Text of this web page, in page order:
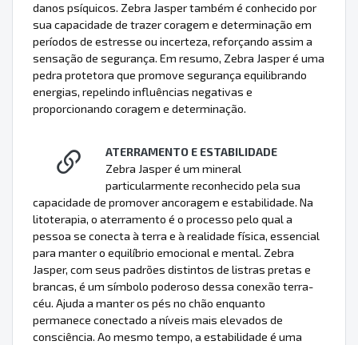
danos psíquicos. Zebra Jasper também é conhecido por
sua capacidade de trazer coragem e determinação em
períodos de estresse ou incerteza, reforçando assim a
sensação de segurança. Em resumo, Zebra Jasper é uma
pedra protetora que promove segurança equilibrando
energias, repelindo influências negativas e
proporcionando coragem e determinação.
ATERRAMENTO E ESTABILIDADE
Zebra Jasper é um mineral
particularmente reconhecido pela sua
capacidade de promover ancoragem e estabilidade. Na
litoterapia, o aterramento é o processo pelo qual a
pessoa se conecta à terra e à realidade física, essencial
para manter o equilíbrio emocional e mental. Zebra
Jasper, com seus padrões distintos de listras pretas e
brancas, é um símbolo poderoso dessa conexão terra-
céu. Ajuda a manter os pés no chão enquanto
permanece conectado a níveis mais elevados de
consciência. Ao mesmo tempo, a estabilidade é uma